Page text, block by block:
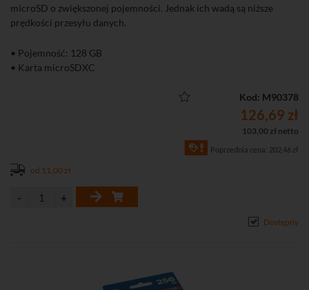
microSD o zwiększonej pojemności. Jednak ich wadą są niższe
prędkości przesyłu danych.
• Pojemność: 128 GB
• Karta microSDXC
Kod: M90378
126,69 zł
103,00 zł netto
Poprzednia cena: 202,46 zł
od 11,00 zł
Dostępny